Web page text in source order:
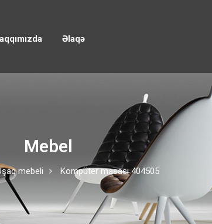
Əlaqə
Mebel
mebeli Kompüter masası 404505